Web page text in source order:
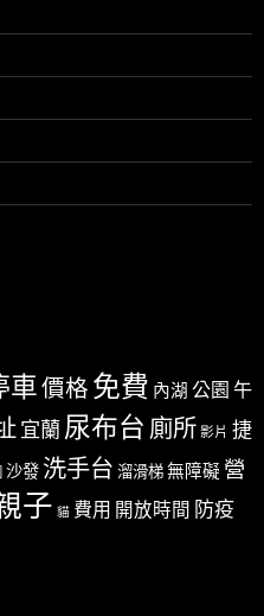
車價格 免費 內湖 公園 午
宜蘭尿布台 廁所 影片 捷
沙發 洗手台 溜滑梯無障礙 營
子 貓 費用 開放時間 防疫